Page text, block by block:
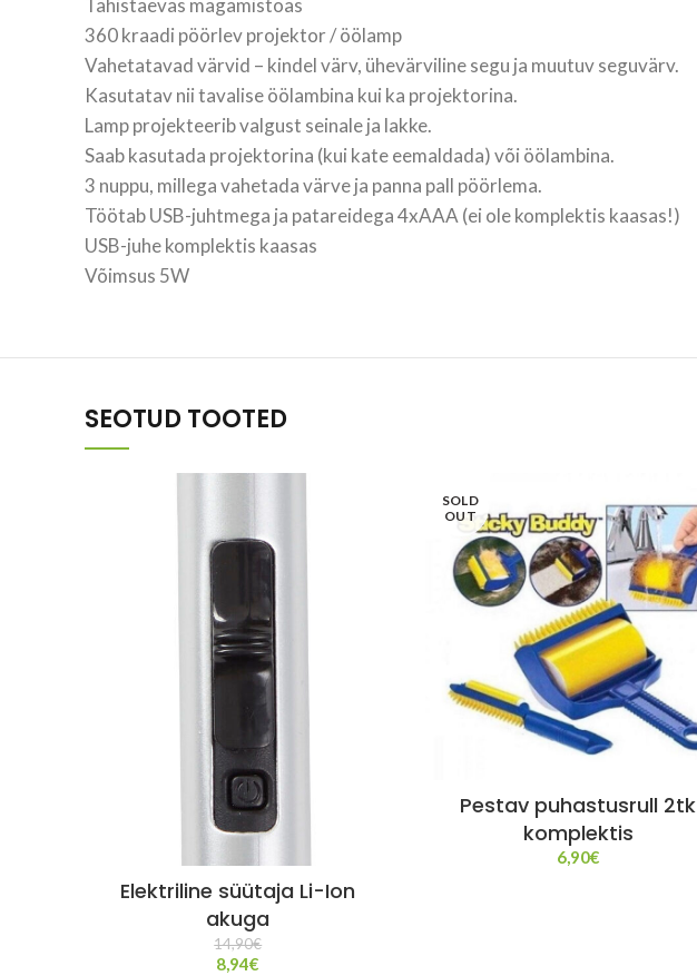
Tähistaevas magamistoas
360 kraadi pöörlev projektor / öölamp
Vahetatavad värvid – kindel värv, ühevärviline segu ja muutuv seguvärv.
Kasutatav nii tavalise öölambina kui ka projektorina.
Lamp projekteerib valgust seinale ja lakke.
Saab kasutada projektorina (kui kate eemaldada) või öölambina.
3 nuppu, millega vahetada värve ja panna pall pöörlema.
Töötab USB-juhtmega ja patareidega 4xAAA (ei ole komplektis kaasas!)
USB-juhe komplektis kaasas
Võimsus 5W
SEOTUD TOOTED
Elektriline süütaja Li-Ion
akuga
14,90€
8,94€
SOLD
OUT
Pestav puhastusrull 2tk
komplektis
6,90€